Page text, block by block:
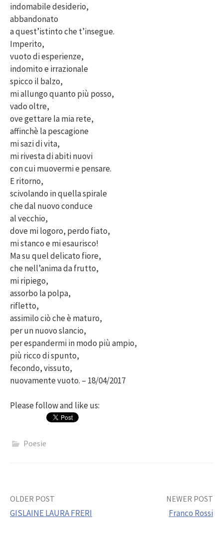
indomabile desiderio,
abbandonato
a quest’istinto che t’insegue.
Imperito,
vuoto di esperienze,
indomito e irrazionale
spicco il balzo,
mi allungo quanto più posso,
vado oltre,
ove gettare la mia rete,
affinchè la pescagione
mi sazi di vita,
mi rivesta di abiti nuovi
con cui muovermi e pensare.
E ritorno,
scivolando in quella spirale
che dal nuovo conduce
al vecchio,
dove mi logoro, perdo fiato,
mi stanco e mi esaurisco!
Ma su quel delicato fiore,
che nell’anima da frutto,
mi ripiego,
assorbo la polpa,
rifletto,
assimilo ciò che è maturo,
per un nuovo slancio,
per espandermi in modo più ampio,
più ricco di spunto,
fecondo, vissuto,
nuovamente vuoto. – 18/04/2017
Please follow and like us:
Poesie
Post
OLDER POST
GISLAINE LAURA FRERI
NEWER POST
Franco Rossi